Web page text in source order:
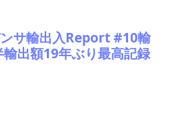
サ輸出入Report #10輸
出額19年ぶり最高記録